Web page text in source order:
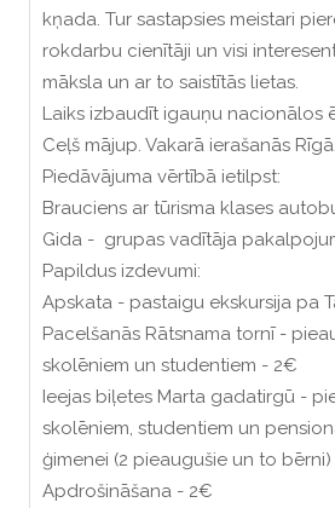
kņada. Tur sastapsies meistari
rokdarbu cienītāji un visi
māksla un ar to saistītās lietas.
Laiks izbaudīt igauņu nacionālos
Ceļš mājup. Vakarā ierašanās Rīgā.
Piedāvājuma vērtībā ietilpst:
Brauciens ar tūrisma klases
Gida - grupas vadītāja
Papildus izdevumi:
Apskata - pastaigu ekskursija pa
Pacelšanās Rātsnama tornī -
skolēniem un studentiem - 2€
Ieejas biļetes Marta gadatirgū -
skolēniem, studentiem un
ģimenei (2 pieaugušie un to
Apdrošināšana - 2€